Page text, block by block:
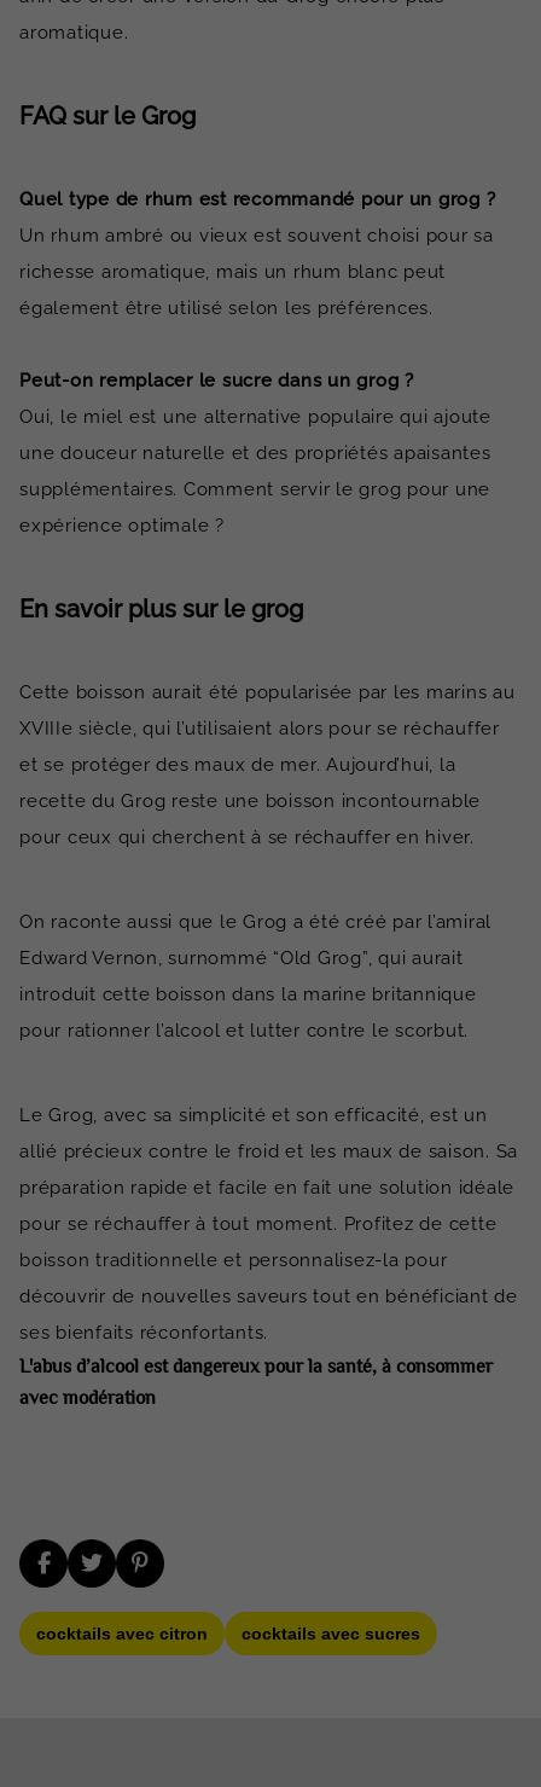
aromatique.
FAQ sur le Grog
Quel type de rhum est recommandé pour un grog ?
Un rhum ambré ou vieux est souvent choisi pour sa
richesse aromatique, mais un rhum blanc peut
également être utilisé selon les préférences.
Peut-on remplacer le sucre dans un grog ?
Oui, le miel est une alternative populaire qui ajoute
une douceur naturelle et des propriétés apaisantes
supplémentaires. Comment servir le grog pour une
expérience optimale ?
En savoir plus sur le grog
Cette boisson aurait été popularisée par les marins au
XVIIIe siècle, qui l’utilisaient alors pour se réchauffer
et se protéger des maux de mer. Aujourd’hui, la
recette du Grog reste une boisson incontournable
pour ceux qui cherchent à se réchauffer en hiver.
On raconte aussi que le Grog a été créé par l’amiral
Edward Vernon, surnommé “Old Grog”, qui aurait
introduit cette boisson dans la marine britannique
pour rationner l’alcool et lutter contre le scorbut.
Le Grog, avec sa simplicité et son efficacité, est un
allié précieux contre le froid et les maux de saison. Sa
préparation rapide et facile en fait une solution idéale
pour se réchauffer à tout moment. Profitez de cette
boisson traditionnelle et personnalisez-la pour
découvrir de nouvelles saveurs tout en bénéficiant de
ses bienfaits réconfortants.
L'abus d’alcool est dangereux pour la santé, à consommer
avec modération
cocktails avec citron cocktails avec sucres